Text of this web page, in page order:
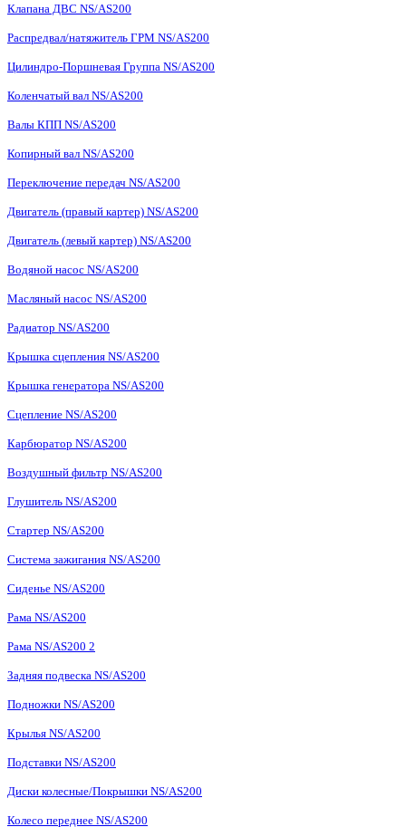
Клапана ДВС NS/AS200
Распредвал/натяжитель ГРМ NS/AS200
Цилиндро-Поршневая Группа NS/AS200
Коленчатый вал NS/AS200
Валы КПП NS/AS200
Копирный вал NS/AS200
Переключение передач NS/AS200
Двигатель (правый картер) NS/AS200
Двигатель (левый картер) NS/AS200
Водяной насос NS/AS200
Масляный насос NS/AS200
Радиатор NS/AS200
Крышка сцепления NS/AS200
Крышка генератора NS/AS200
Сцепление NS/AS200
Карбюратор NS/AS200
Воздушный фильтр NS/AS200
Глушитель NS/AS200
Стартер NS/AS200
Система зажигания NS/AS200
Сиденье NS/AS200
Рама NS/AS200
Рама NS/AS200 2
Задняя подвеска NS/AS200
Подножки NS/AS200
Крылья NS/AS200
Подставки NS/AS200
Диски колесные/Покрышки NS/AS200
Колесо переднее NS/AS200